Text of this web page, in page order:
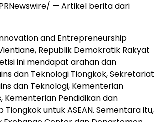
PRNewswire/ — Artikel berita dari
and Entrepreneurship
Republik Demokratik Rakyat
ini mendapat arahan dan
dan Teknologi Tiongkok, Sekretariat
dan Teknologi, Kementerian
Kementerian Pendidikan dan
untuk ASEAN. Sementara itu,